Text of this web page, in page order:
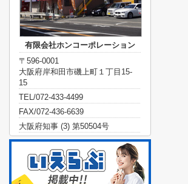
有限会社ホンコーポレーション
〒596-0001
大阪府岸和田市磯上町１丁目15-
15
TEL/072-433-4499
FAX/072-436-6639
大阪府知事 (3) 第50504号